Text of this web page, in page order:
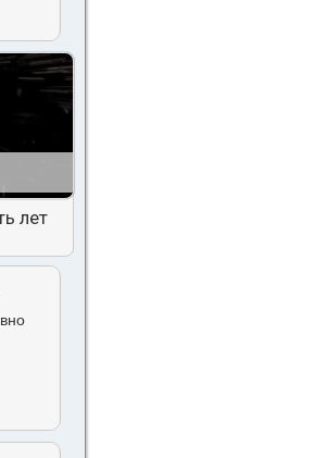
лет